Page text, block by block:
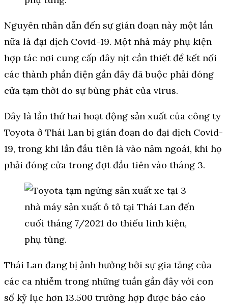
Nguyên nhân dẫn đến sự gián đoạn này một lần
nữa là đại dịch Covid-19. Một nhà máy phụ kiện
hợp tác nơi cung cấp dây nịt cần thiết để kết nối
các thành phần điện gần đây đã buộc phải đóng
cửa tạm thời do sự bùng phát của virus.
Đây là lần thứ hai hoạt động sản xuất của công ty
Toyota ở Thái Lan bị gián đoạn do đại dịch Covid-
19, trong khi lần đầu tiên là vào năm ngoái, khi họ
phải đóng cửa trong đợt đầu tiên vào tháng 3.
Thái Lan đang bị ảnh hưởng bởi sự gia tăng của
các ca nhiễm trong những tuần gần đây với con
số kỷ lục hơn 13.500 trường hợp được báo cáo